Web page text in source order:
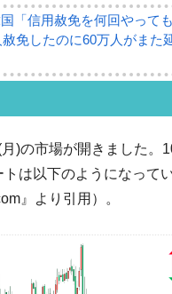
「信用赦免を何回やって
免したのに60万人がまた
国「2026年07月の輸出入」
、輸出全体の41％もある
せよう」⇒ どんな雇用対策
国の外貨準備】2026年07
19.4億ドル」
国「ここは北朝鮮なのか。
)の市場が開きました。
トは以下のようになって
』より引用）。